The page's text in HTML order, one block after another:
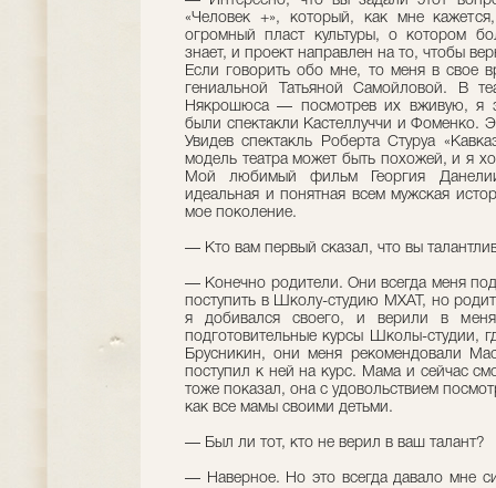
«Человек +», который, как мне
огромный пласт культуры, о котором
знает, и проект направлен на то, чтобы
Если говорить обо мне, то меня в свое
гениальной Татьяной Самойловой. В
Някрошюса — посмотрев их вживую, я
были спектакли Кастеллуччи и Фоменко.
Увидев спектакль Роберта Стуруа
модель театра может быть похожей, и я
Мой любимый фильм Георгия
идеальная и понятная всем мужская
мое поколение.
— Кто вам первый сказал, что вы
— Конечно родители. Они всегда меня
поступить в Школу-студию МХАТ, но
я добивался своего, и верили в
подготовительные курсы Школы-студии,
Брусникин, они меня рекомендовали
поступил к ней на курс. Мама и сейчас
тоже показал, она с удовольствием
как все мамы своими детьми.
— Был ли тот, кто не верил в ваш талант?
— Наверное. Но это всегда давало мне